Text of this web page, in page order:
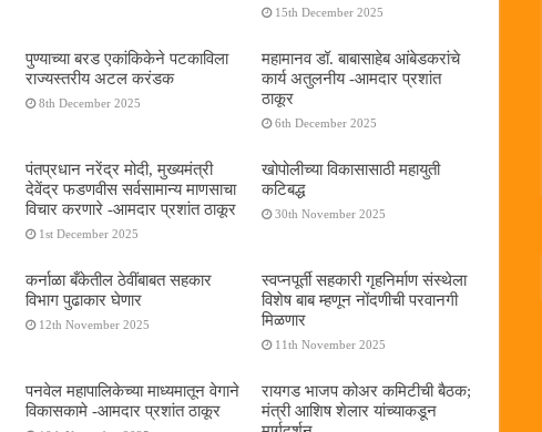
15th December 2025
पुण्याच्या बरड एकांकिकेने पटकाविला
राज्यस्तरीय अटल करंडक
8th December 2025
महामानव डॉ. बाबासाहेब आंबेडकरांचे
कार्य अतुलनीय -आमदार प्रशांत
ठाकूर
6th December 2025
पंतप्रधान नरेंद्र मोदी, मुख्यमंत्री
देवेंद्र फडणवीस सर्वसामान्य माणसाचा
विचार करणारे -आमदार प्रशांत ठाकूर
1st December 2025
खोपोलीच्या विकासासाठी महायुती
कटिबद्ध
30th November 2025
कर्नाळा बँकेतील ठेवींबाबत सहकार
विभाग पुढाकार घेणार
12th November 2025
स्वप्नपूर्ती सहकारी गृहनिर्माण संस्थेला
विशेष बाब म्हणून नोंदणीची परवानगी
मिळणार
11th November 2025
पनवेल महापालिकेच्या माध्यमातून वेगाने
विकासकामे -आमदार प्रशांत ठाकूर
रायगड भाजप कोअर कमिटीची बैठक;
मंत्री आशिष शेलार यांच्याकडून